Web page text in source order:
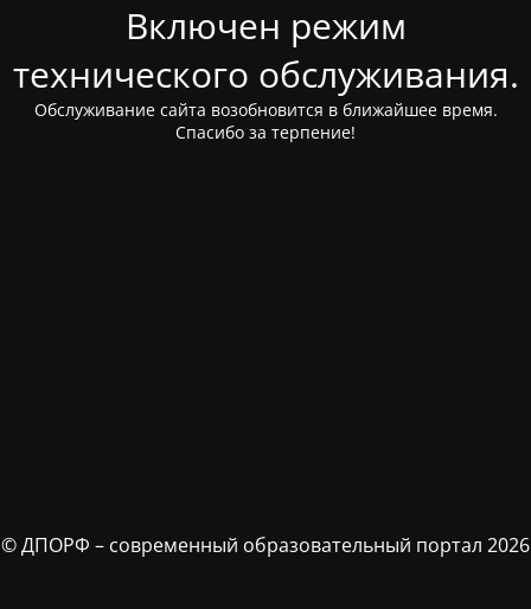
Включен режим
технического обслуживания.
Обслуживание сайта возобновится в ближайшее время.
Спасибо за терпение!
© ДПОРФ – современный образовательный портал 2026